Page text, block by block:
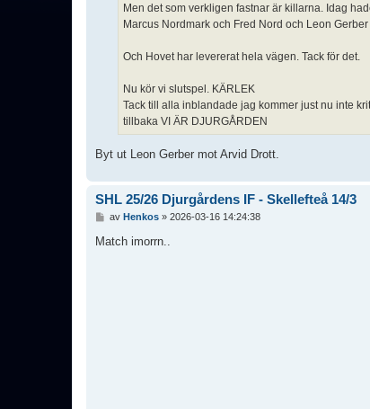
Men det som verkligen fastnar är killarna. Idag
Marcus Nordmark och Fred Nord och Leon
Och Hovet har levererat hela vägen. Tack för det.
Nu kör vi slutspel. KÄRLEK
Tack till alla inblandade jag kommer just nu inte
tillbaka VI ÄR DJURGÅRDEN
Byt ut Leon Gerber mot Arvid Drott.
SHL 25/26 Djurgårdens IF - Skellefteå 14/3
l
av Henkos» 2026-03-16 14:24:38
Match imorrn..